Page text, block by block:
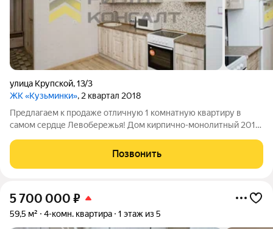
улица Крупской,13/3
ЖК «Кузьминки», 2 квартал 2018
Предлагаем к продаже отличную 1 комнатную квартиру в
самом сердце Левобережья! Дом кирпично-монолитный 2018
этажного монолитно-кирпичного дома. ОТЛИЧНАЯ
ПЛАНИРОВКА: просторная кухня с выходом на
Позвонить
5 700 000 ₽
59,5 м² 4-комн. квартира 1 этаж из 5